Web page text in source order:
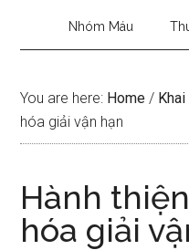
Nhóm Máu
You are here: Home /
hóa giải vận hạn
Hành
hóa giải